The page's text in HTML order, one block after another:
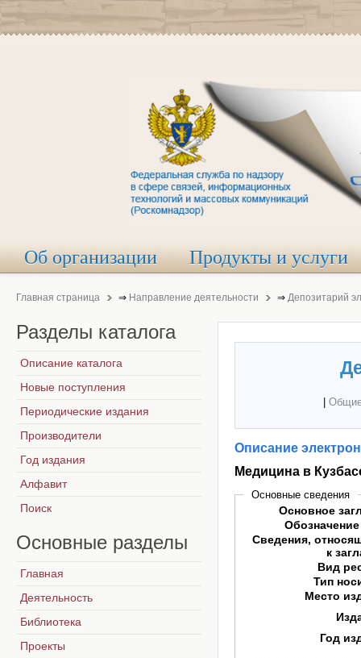
Об организации Продукты и услуги
Главная страница ⇒ Направление деятельности ⇒ Депозитарий
Описание
Медицина в
Основные сведения
Основное
Сведения,
к
Вид
Тип
Место
Год
Разделы каталога
Описание каталога
Новые поступления
Периодические издания
Производители
Год издания
Алфавит
Поиск
Основные разделы
Главная
Деятельность
Библиотека
Проекты